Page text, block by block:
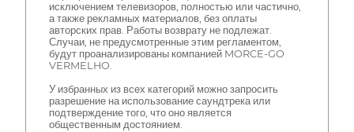
исключением телевизоров, полностью или частично,
а также рекламных материалов, без оплаты
авторских прав. Работы возврату не подлежат.
Случаи, не предусмотренные этим регламентом,
будут проанализированы компанией MORCE-GO
VERMELHO.
У избранных из всех категорий можно запросить
разрешение на использование саундтрека или
подтверждение того, что оно является
общественным достоянием.